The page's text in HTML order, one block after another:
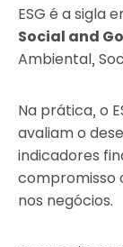
ESG é a sigla
Social and
Ambiental,
Na prática, o
avaliam o
indicadores
compromisso
nos negócios.